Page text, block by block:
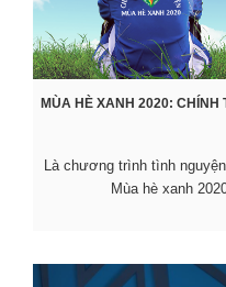
MÙA HÈ XANH 2020:
Là chương trình tình
Mùa hè xanh